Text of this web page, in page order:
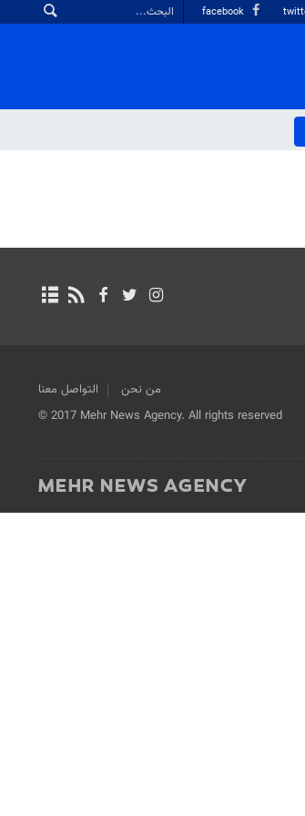
من نحن
التواصل معنا
© 2017 Mehr News Agency. All rights reserved